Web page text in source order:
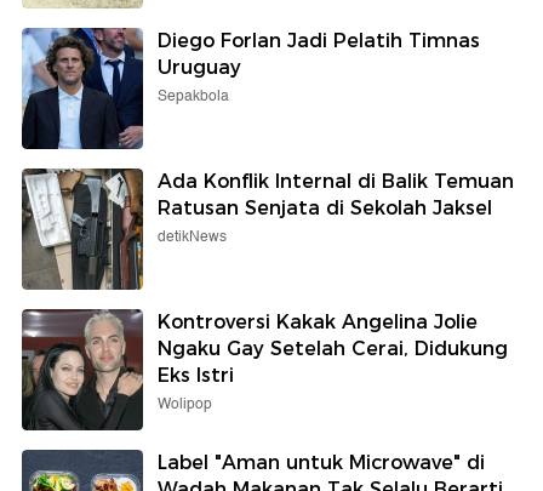
Diego Forlan Jadi Pelatih Timnas
Uruguay
Sepakbola
Ada Konflik Internal di Balik Temuan
Ratusan Senjata di Sekolah Jaksel
detikNews
Kontroversi Kakak Angelina Jolie
Ngaku Gay Setelah Cerai, Didukung
Eks Istri
Wolipop
Label "Aman untuk Microwave" di